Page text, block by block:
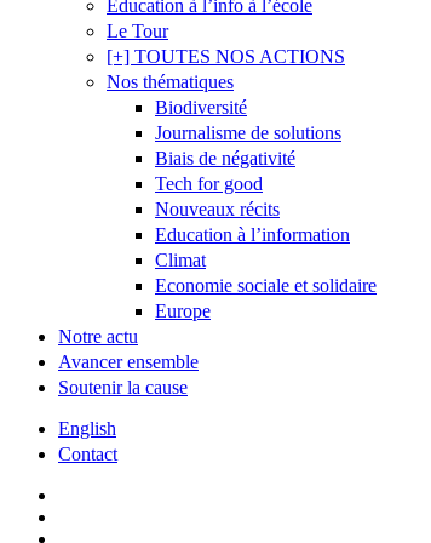
Éducation à l’info à l’école
Le Tour
[+] TOUTES NOS ACTIONS
Nos thématiques
Biodiversité
Journalisme de solutions
Biais de négativité
Tech for good
Nouveaux récits
Education à l’information
Climat
Economie sociale et solidaire
Europe
Notre actu
Avancer ensemble
Soutenir la cause
English
Contact